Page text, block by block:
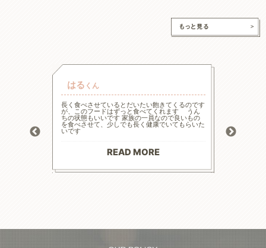
はる くん
長く食べさせているとだいたい飽きてくるのです
が、このフードはずっと食べてくれます うん
ちの状態もいいです 家族の一員なので良いもの
を食べさせて、少しでも長く健康でいてもらいた
いです
READ MORE